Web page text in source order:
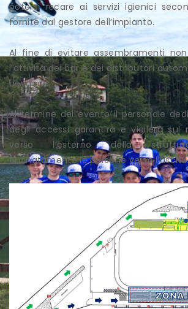
potersi recare ai servizi igienici
fornite dal gestore dell’impianto.
Al fine di evitare assembramenti
l’attività dei bar e dei distributori
bevande.
Al termine dell’evento il personale
degli accessi garantirà e vigilerà sul
verso l’esterno della
ordinatamente le persone verso